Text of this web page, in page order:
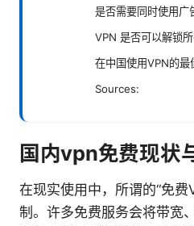
是否需要同时使用广
VPN 是否可以解锁所
在中国使用VPN的最
Sources:
国内vpn免费现状
在现实使用中，所谓的“免
制。许多免费服务会将带宽